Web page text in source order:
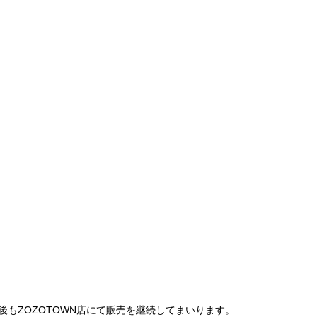
ZOZOTOWN店にて販売を継続してまいります。